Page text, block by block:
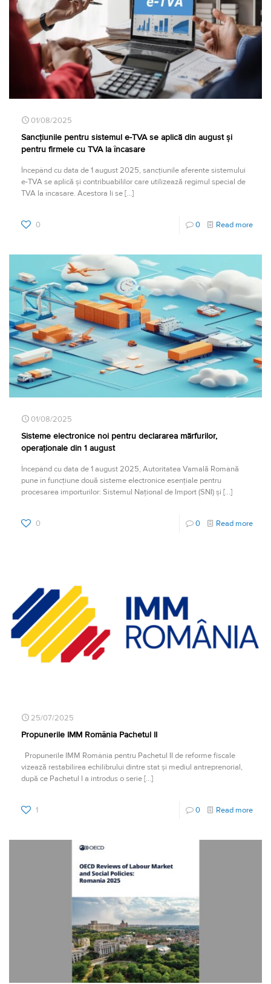
01/08/2025
Sancțiunile pentru sistemul e-TVA se aplică din august și
pentru firmele cu TVA la încasare
Începând cu data de 1 august 2025, sancțiunile aferente sistemului
e-TVA se aplică și contribuabililor care utilizează regimul special de
TVA la încasare. Acestora li se[…]
0 0 Read more
01/08/2025
Sisteme electronice noi pentru declararea mărfurilor,
operaționale din 1 august
Începând cu data de 1 august 2025, Autoritatea Vamală Română
pune în funcțiune două sisteme electronice esențiale pentru
procesarea importurilor: Sistemul Național de Import (SNI) și […]
0 0 Read more
25/07/2025
Propunerile IMM România Pachetul II
Propunerile IMM România pentru Pachetul II de reforme fiscale
vizează restabilirea echilibrului dintre stat și mediul antreprenorial,
după ce Pachetul I a introdus o serie[…]
1 0 Read more